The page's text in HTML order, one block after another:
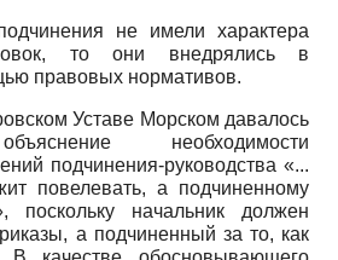
не имели характера
то они внедрялись в
правовых нормативов.
Уставе Морском давалось
необходимости
подчинения-руководства «...
повелевать, а подчиненному
поскольку начальник должен
а подчиненный за то, как